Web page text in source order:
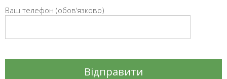
Ваш телефон (обовʼязково)